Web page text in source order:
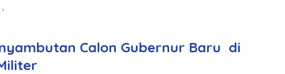
Calon Gubernur Baru di